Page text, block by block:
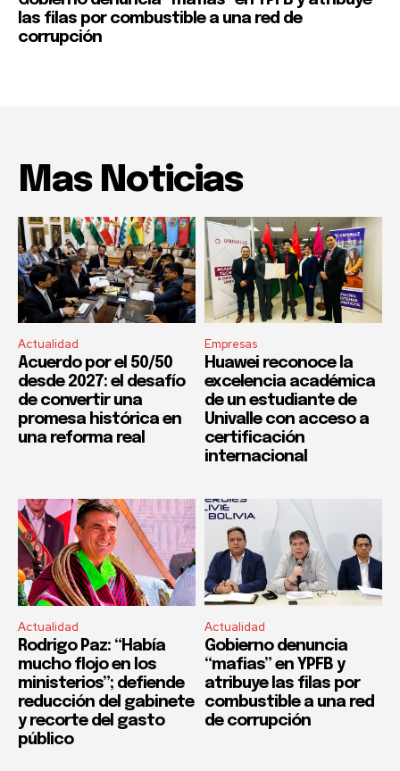
las filas por combustible a una red de
corrupción
Mas Noticias
Actualidad
Acuerdo por el 50/50
desde 2027: el desafío
de convertir una
promesa histórica en
una reforma real
Empresas
Huawei reconoce la
excelencia académica
de un estudiante de
Univalle con acceso a
certificación
internacional
Actualidad
Rodrigo Paz: “Había
mucho flojo en los
ministerios”; defiende
reducción del gabinete
y recorte del gasto
público
Actualidad
Gobierno denuncia
“mafias” en YPFB y
atribuye las filas por
combustible a una red
de corrupción